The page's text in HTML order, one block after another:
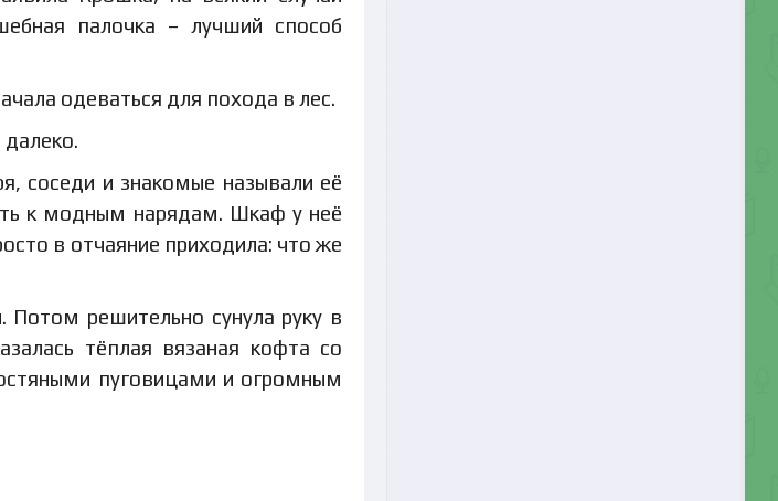
палочка – лучший способ
одеваться для похода в лес.
соседи и знакомые называли её
к модным нарядам. Шкаф у неё
в отчаяние приходила: что же
решительно сунула руку в
тёплая вязаная кофта со
пуговицами и огромным